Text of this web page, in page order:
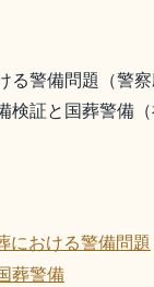
る警備問題（警
検証と国葬警備
における警備問題
葬警備